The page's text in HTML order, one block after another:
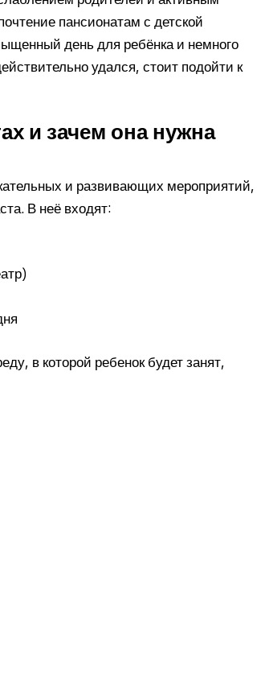
пансионатам с детской
день для ребёнка и немного
удался, стоит подойти к
и зачем она нужна
и развивающих мероприятий,
В неё входят:
в которой ребенок будет занят,